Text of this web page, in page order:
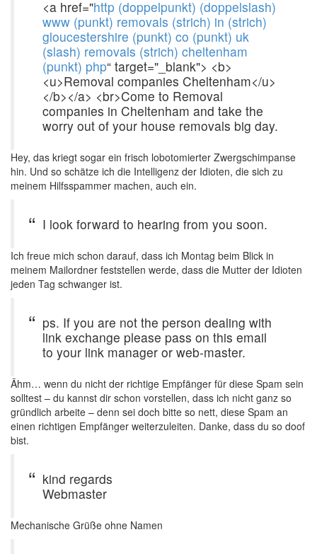
<a href="http (doppelpunkt) (doppelslash)
www (punkt) removals (strich) in (strich)
gloucestershire (punkt) co (punkt) uk
(slash) removals (strich) cheltenham
(punkt) php“ target="_blank"> <b>
<u>Removal companies Cheltenham</u>
</b></a> <br>Come to Removal
companies in Cheltenham and take the
worry out of your house removals big day.
Hey, das kriegt sogar ein frisch lobotomierter Zwergschimpanse
hin. Und so schätze ich die Intelligenz der Idioten, die sich zu
meinem Hilfsspammer machen, auch ein.
I look forward to hearing from you soon.
Ich freue mich schon darauf, dass ich Montag beim Blick in
meinem Mailordner feststellen werde, dass die Mutter der Idioten
jeden Tag schwanger ist.
ps. If you are not the person dealing with
link exchange please pass on this email
to your link manager or web-master.
Ähm… wenn du nicht der richtige Empfänger für diese Spam sein
solltest – du kannst dir schon vorstellen, dass ich nicht ganz so
gründlich arbeite – denn sei doch bitte so nett, diese Spam an
einen richtigen Empfänger weiterzuleiten. Danke, dass du so doof
bist.
kind regards
Webmaster
Mechanische Grüße ohne Namen